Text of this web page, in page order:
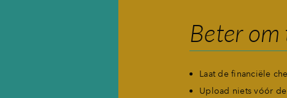
Beter om
Laat de financiële
Upload niets vóór